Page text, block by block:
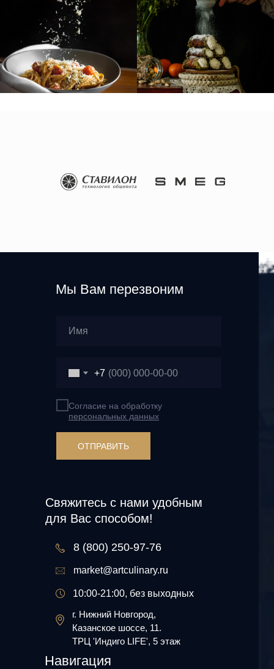
Свяжитесь с нами удобным
для Вас способом!
Навигация
Мы Вам перезвоним
+7
Согласие на обработку
персональных данных
ОТПРАВИТЬ
market@artculinary.ru
г. Нижний Новгород,
Казанское шоссе, 11.
ТРЦ 'Индиго LIFE', 5 этаж
10:00-21:00, без выходных
8 (800) 250-97-76